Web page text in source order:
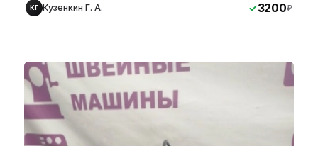
КГ Кузенкин Г. А. 3200₽